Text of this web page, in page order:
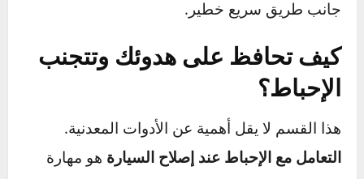
الإصلاح.
الموقع، الموقع، الموقع: ابتعد عن الطريق قدر
الإمكان. اختر مكاناً مستوياً وصلباً. شغل أضواء
الخطر (الفلشر).
اجعل نفسك مرئياً:ارتدِ سترة عاكسة (احتفظ